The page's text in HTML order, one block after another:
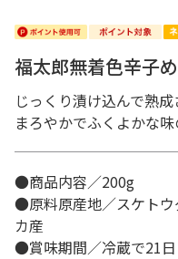
福太郎無着色辛子
じっくり漬け込んで熟
まろやかでふくよかな味
●商品内容／200g
●原料原産地／スケトウ
カ産
●賞味期間／冷蔵で21